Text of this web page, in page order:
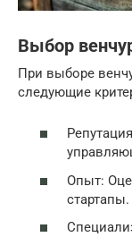
Выбор
При выборе
следующие
Опыт:
стартапы.